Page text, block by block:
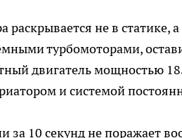
раскрывается не в статике,
турбомоторами,
двигатель мощностью
и системой
за 10 секунд не поражает